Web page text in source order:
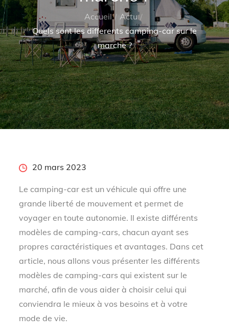
Accueil
Actu
Quels sont les differents camping-car sur le
marche ?
Posted20 mars 2023
Le camping-car est un véhicule qui offre une
grande liberté de mouvement et permet de
voyager en toute autonomie. Il existe différents
modèles de camping-cars, chacun ayant ses
propres caractéristiques et avantages. Dans cet
article, nous allons vous présenter les différents
modèles de camping-cars qui existent sur le
marché, afin de vous aider à choisir celui qui
conviendra le mieux à vos besoins et à votre
mode de vie.